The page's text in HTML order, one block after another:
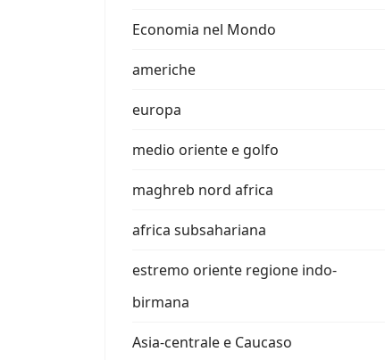
Economia nel Mondo
americhe
europa
medio oriente e golfo
maghreb nord africa
africa subsahariana
estremo oriente regione indo-
birmana
Asia-centrale e Caucaso